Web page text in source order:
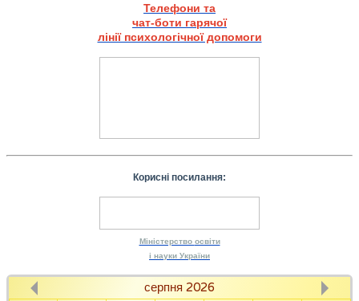
Телефони та
чат-боти гарячої
лінії психологічної допомоги
Корисні посилання:
Міністерство освіти
і науки України
серпня 2026